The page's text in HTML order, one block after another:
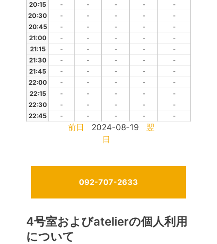
20:15
- - - -
-
20:30
- - - -
-
20:45
- - - -
-
21:00
- - - -
-
21:15
- - - -
-
21:30
- - - -
-
21:45
- - - -
-
22:00
- - - -
-
22:15
- - - -
-
22:30
- - - -
-
22:45
- - - - -
前日 2024-08-19
翌
日
092-707-2633
4号室およびatelierの個人利用
について